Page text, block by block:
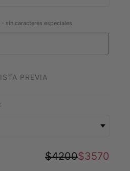
sin caracteres especiales
PREVIA
:
$4200$3570